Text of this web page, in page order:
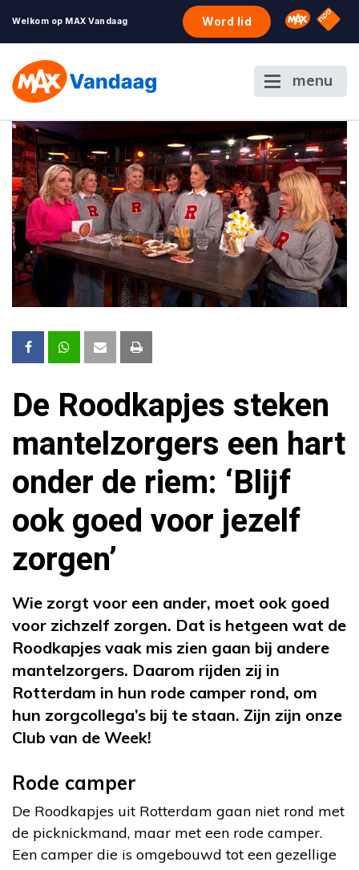
Welkom op MAX Vandaag Word lid Omroep
NPO
menu
De Roodkapjes steken
mantelzorgers een hart
onder de riem: ‘Blijf
ook goed voor jezelf
zorgen’
Wie zorgt voor een ander, moet ook goed
voor zichzelf zorgen. Dat is hetgeen wat de
Roodkapjes vaak mis zien gaan bij andere
mantelzorgers. Daarom rijden zij in
Rotterdam in hun rode camper rond, om
hun zorgcollega’s bij te staan. Zijn zijn onze
Club van de Week!
Rode camper
De Roodkapjes uit Rotterdam gaan niet rond met
de picknickmand, maar met een rode camper.
Een camper die is omgebouwd tot een gezellige